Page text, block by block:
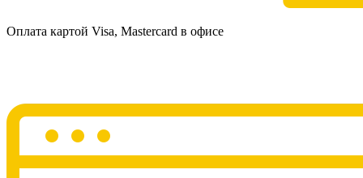
Оплата картой Visa, Mastercard в офисе